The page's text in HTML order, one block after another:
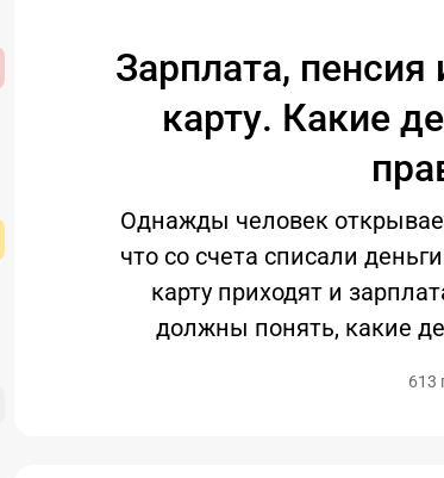
Зарплата, пенсия
карту. Какие
Однажды человек
что со счета списали
карту приходят и
должны понять, какие
613